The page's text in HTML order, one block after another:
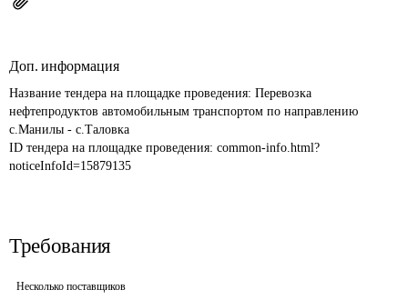
Доп. информация
Название тендера на площадке проведения: Перевозка
нефтепродуктов автомобильным транспортом по направлению
с.Манилы - с.Таловка
ID тендера на площадке проведения: common-info.html?
noticeInfoId=15879135
Требования
Несколько поставщиков